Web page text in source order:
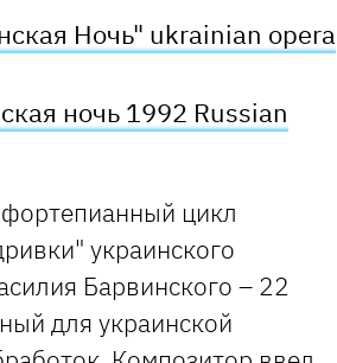
Ночь" ukrainian opera
ночь 1992 Russian
цикл
украинского
Барвинского – 22
для украинской